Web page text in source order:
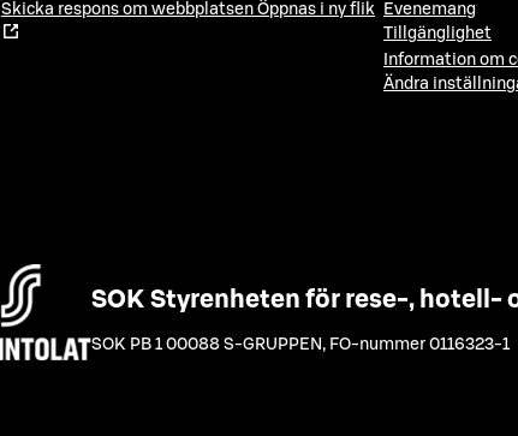
Skicka respons om webbplatsen Öppnas i ny flik
Evenemang
Tillgänglighet
Information om
Ändra
SOK Styrenheten för rese-, hotell-
SOK PB 1 00088 S-GRUPPEN , FO-nummer 0116323-1